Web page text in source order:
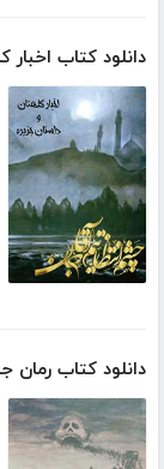
دانلود کتاب
دانلود کتاب رمان